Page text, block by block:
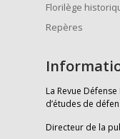
Florilège
Repères
La Revue
d’études de
Directeur de la